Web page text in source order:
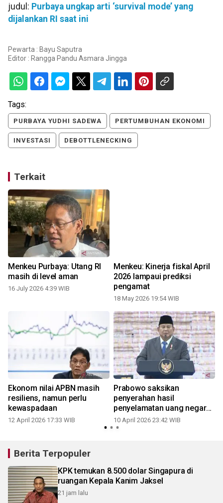
judul: Purbaya ungkap arti ‘survival mode’ yang
dijalankan RI saat ini
Pewarta : Bayu Saputra
Editor : Rangga Pandu Asmara Jingga
Tags:
PURBAYA YUDHI SADEWA PERTUMBUHAN EKONOMI
INVESTASI DEBOTTLENECKING
Terkait
Menkeu Purbaya: Utang RI
masih di level aman
16 July 2026 4:39 WIB
Menkeu: Kinerja fiskal April
2026 lampaui prediksi
pengamat
18 May 2026 19:54 WIB
Ekonom nilai APBN masih
resiliens, namun perlu
kewaspadaan
12 April 2026 17:33 WIB
Prabowo saksikan
penyerahan hasil
penyelamatan uang negara
Rp11,4 T
10 April 2026 23:42 WIB
Berita Terpopuler
KPK temukan 8.500 dolar Singapura di
ruangan Kepala Kanim Jaksel
21 jam lalu